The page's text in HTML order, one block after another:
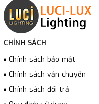
CHÍNH SÁCH
Chính sách bảo mật
Chính sách vận chuyển
Chính sách đổi trả